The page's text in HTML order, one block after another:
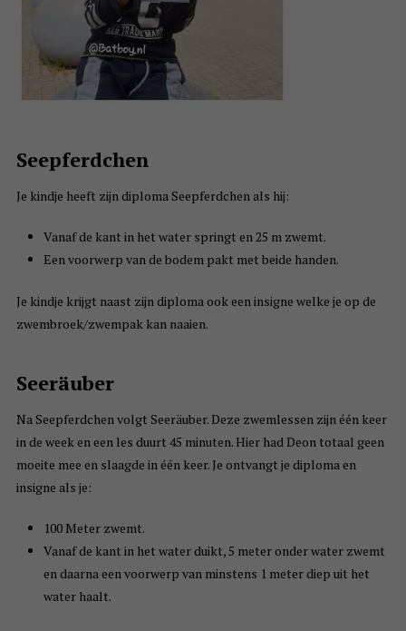
Seepferdchen
Je kindje heeft zijn diploma Seepferdchen als hij:
Vanaf de kant in het water springt en 25 m zwemt.
Een voorwerp van de bodem pakt met beide handen.
Je kindje krijgt naast zijn diploma ook een insigne welke je op de
zwembroek/zwempak kan naaien.
Seeräuber
Na Seepferdchen volgt Seeräuber. Deze zwemlessen zijn één keer
in de week en een les duurt 45 minuten. Hier had Deon totaal geen
moeite mee en slaagde in één keer. Je ontvangt je diploma en
insigne als je:
100 Meter zwemt.
Vanaf de kant in het water duikt, 5 meter onder water zwemt
en daarna een voorwerp van minstens 1 meter diep uit het
water haalt.